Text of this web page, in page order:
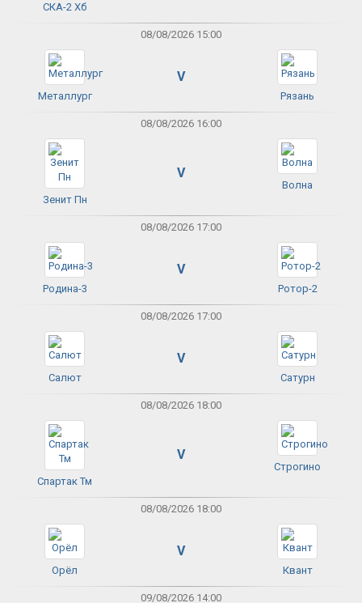
СКА-2 Хб
08/08/2026 15:00
Металлург
V
Рязань
08/08/2026 16:00
Зенит Пн
V
Волна
08/08/2026 17:00
Родина-3
V
Ротор-2
08/08/2026 17:00
Салют
V
Сатурн
08/08/2026 18:00
Спартак Тм
V
Строгино
08/08/2026 18:00
Орёл
V
Квант
09/08/2026 14:00